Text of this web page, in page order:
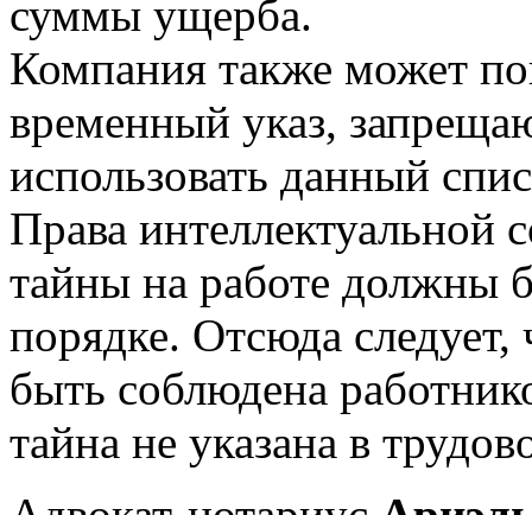
суммы ущерба.
Компания также может
временный указ,
использовать данный
Права интеллектуальной
тайны на работе должны
порядке. Отсюда
быть соблюдена
тайна не указана в